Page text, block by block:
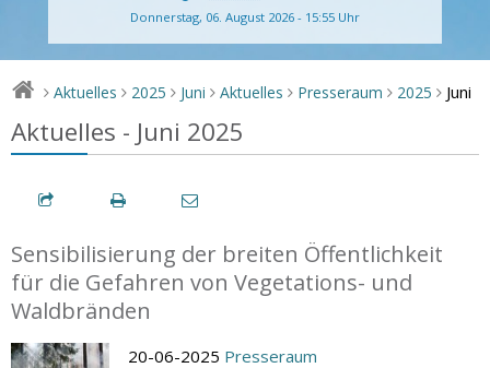
Donnerstag, 06. August 2026 - 15:55 Uhr
> Aktuelles > 2025 > Juni > Aktuelles > Presseraum > 2025 > Juni
Aktuelles - Juni 2025
Sensibilisierung der breiten Öffentlichkeit
für die Gefahren von Vegetations- und
Waldbränden
20-06-2025 Presseraum